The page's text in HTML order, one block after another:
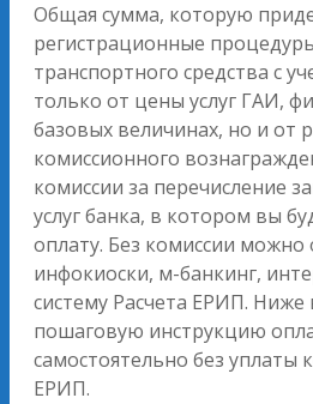
Общая сумма, которую
регистрационные
транспортного средства с
только от цены услуг ГАИ,
базовых величинах, но и от
комиссионного
комиссии за перечисление
услуг банка, в котором вы
оплату. Без комиссии можно
инфокиоски, м-банкинг,
систему Расчета ЕРИП. Ниже
пошаговую инструкцию
самостоятельно без уплаты
ЕРИП.